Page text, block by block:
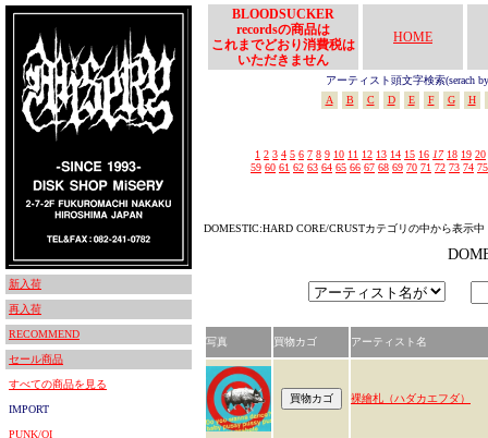
新入荷
再入荷
RECOMMEND
セール商品
すべての商品を見る
IMPORT
PUNK/OI
BLOODSUCKER
recordsの商品は
これまでどおり消費税は
いただきません
HOME
アーティスト頭文字検索(serach
A
B C D E F G H
1 2 3 4 5 6 7 8 9 10 11 12 13 14 15 16 17 18 19 20
59 60 61 62 63 64 65 66 67 68 69 70 71 72 73 74 75
DOMESTIC:HARD CORE/CRUSTカテゴリの中から表示中
写真 買物カゴ アーティスト名
裸繪札（ハダカエフダ）